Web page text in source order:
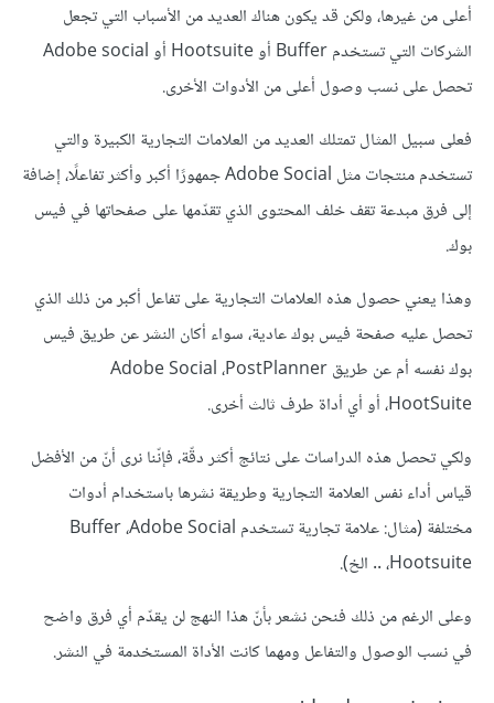
أعلى من غيرها، ولكن قد يكون هناك العديد من الأسباب التي تجعل
الشركات التي تستخدم Buffer أو Hootsuite أو Adobe social
تحصل على نسب وصول أعلى من الأدوات الأخرى.
فعلى سبيل المثال تمتلك العديد من العلامات التجارية الكبيرة والتي
تستخدم منتجات مثل Adobe Social جمهورًا أكبر وأكثر تفاعلًا، إضافة
إلى فرق مبدعة تقف خلف المحتوى الذي تقدّمها على صفحاتها في فيس
بوك.
وهذا يعني حصول هذه العلامات التجارية على تفاعل أكبر من ذلك الذي
تحصل عليه صفحة فيس بوك عادية، سواء أكان النشر عن طريق فيس
بوك نفسه أم عن طريق Adobe Social ،PostPlanner
،HootSuite أو أي أداة طرف ثالث أخرى.
ولكي تحصل هذه الدراسات على نتائج أكثر دقّة، فإنّنا نرى أنّ من الأفضل
قياس أداء نفس العلامة التجارية وطريقة نشرها باستخدام أدوات
مختلفة (مثال: علامة تجارية تستخدم Buffer ،Adobe Social
،Hootsuite .. الخ).
وعلى الرغم من ذلك فنحن نشعر بأنّ هذا النهج لن يقدّم أي فرق واضح
في نسب الوصول والتفاعل ومهما كانت الأداة المستخدمة في النشر.